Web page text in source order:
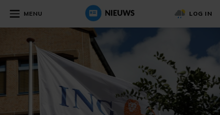
MENU LOG IN